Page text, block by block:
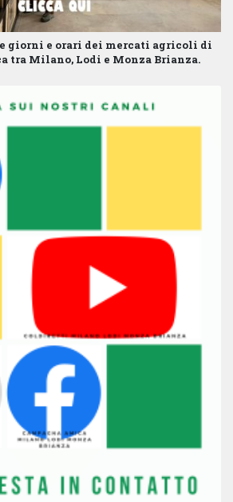
giorni e orari dei mercati agricoli di
tra Milano, Lodi e Monza Brianza.